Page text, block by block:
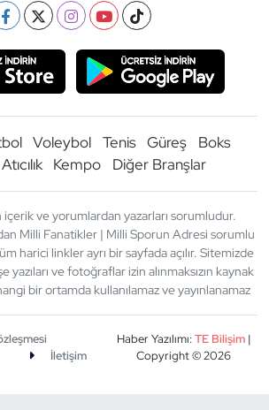
Voleybol Tenis Güreş
Boks
Atıcılık Kempo Diğer Branşlar
içerik ve yorumlardan yazarları sorumludur.
Milli Fanatikler | Milli Sporun Adresi sorumlu
harici linkler ayrı bir sayfada açılır. Sitemizde
yazıları ve fotoğraflar izin alınmaksızın kaynak
bir ortamda kullanılamaz ve yayınlanamaz
İletişim
Haber Yazılımı:TE Bilişim|
Copyright © 2026